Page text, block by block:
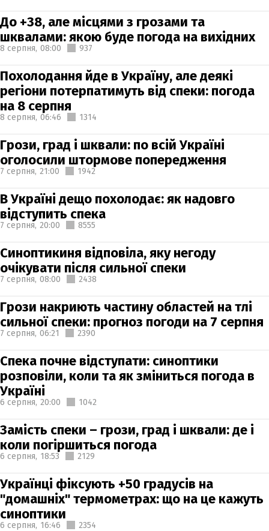
До +38, але місцями з грозами та
шквалами: якою буде погода на вихідних
8 серпня, 08:00 937
Похолодання йде в Україну, але деякі
регіони потерпатимуть від спеки: погода
на 8 серпня
8 серпня, 06:46 1314
Грози, град і шквали: по всій Україні
оголосили штормове попередження
7 серпня, 21:00 1942
В Україні дещо похолодає: як надовго
відступить спека
7 серпня, 20:00 8555
Синоптикиня відповіла, яку негоду
очікувати після сильної спеки
7 серпня, 08:00 2438
Грози накриють частину областей на тлі
сильної спеки: прогноз погоди на 7 серпня
7 серпня, 06:21 2390
Спека почне відступати: синоптики
розповіли, коли та як зміниться погода в
Україні
6 серпня, 20:00 1042
Замість спеки – грози, град і шквали: де і
коли погіршиться погода
6 серпня, 18:53 2129
Українці фіксують +50 градусів на
"домашніх" термометрах: що на це кажуть
синоптики
6 серпня, 16:46 2354